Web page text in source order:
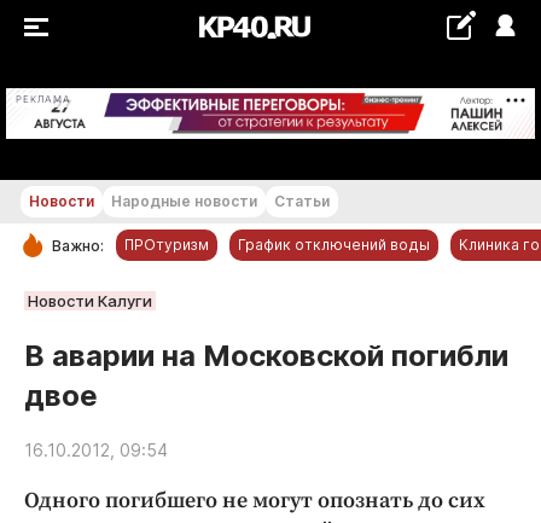
РЕКЛАМА +22...+23 °С
РУБРИКИ
Новости компаний
Статьи
Народные новости
Авто и транспорт
Новости Народные новости Статьи
Важно: ПРОтуризм График отключений воды Клиника
Новости Калуги
В аварии на Московской погибли
двое
16.10.2012, 09:54
Одного погибшего не могут опознать до сих